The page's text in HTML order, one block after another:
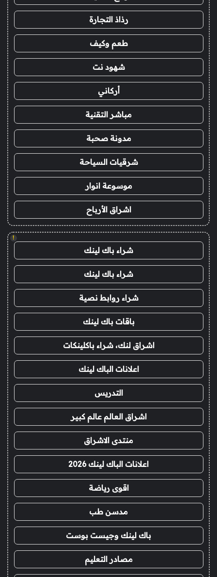
رذاذ التجارة
طعم وكيف
شهود نت
أركاني
مباشر التقنية
مدونة صحبة
شرقيات السياحة
موسوعة انوار
اشراق الأرباح
!
شراء باك لينك
شراء باك لينك
شراء روابط نصية
باقات باك لينك
اشراق لنك، شراء باكلينكات
اعلانات الباك لينك
التدريس
اشراق العالم عالم كبير
منتدى الاشراق
اعلانات الباك لينك 2026
اقوى رياضة
مدسن طب
باك لينك وجيست بوست
مصادر التعليم